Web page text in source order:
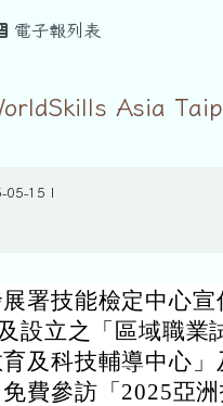
電子報列表
Asia
05-15 |
署技能檢定中心
設立之「區域職業
及科技輔導中心」
費參訪「2025亞